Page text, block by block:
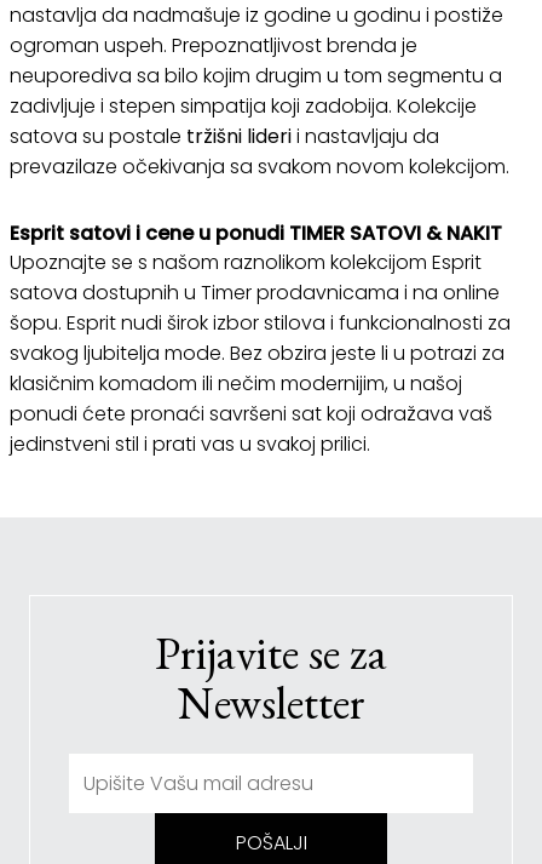
nastavlja da nadmašuje iz godine u godinu i postiže
ogroman uspeh. Prepoznatljivost brenda je
neuporediva sa bilo kojim drugim u tom segmentu a
zadivljuje i stepen simpatija koji zadobija. Kolekcije
satova su postale tržišni liderii nastavljaju da
prevazilaze očekivanja sa svakom novom kolekcijom.
Esprit satovi i cene u ponudi TIMER SATOVI & NAKIT
Upoznajte se s našom raznolikom kolekcijom Esprit
satova dostupnih u Timer prodavnicama i na online
šopu. Esprit nudi širok izbor stilova i funkcionalnosti za
svakog ljubitelja mode. Bez obzira jeste li u potrazi za
klasičnim komadom ili nečim modernijim, u našoj
ponudi ćete pronaći savršeni sat koji odražava vaš
jedinstveni stil i prati vas u svakoj prilici.
Prijavite se za
Newsletter
POŠALJI